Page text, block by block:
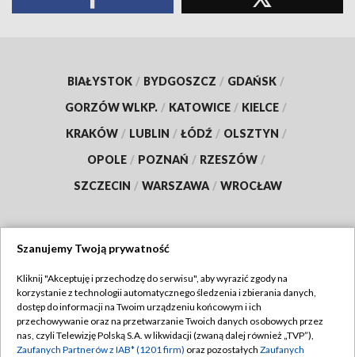
BIAŁYSTOK / BYDGOSZCZ / GDAŃSK /
GORZÓW WLKP. / KATOWICE / KIELCE /
KRAKÓW / LUBLIN / ŁÓDŹ / OLSZTYN /
OPOLE / POZNAŃ / RZESZÓW /
SZCZECIN / WARSZAWA / WROCŁAW
TVP
Abonament TVP
Emisja w TVP
Regulamin TVP
Polityka prywatności
Szanujemy Twoją prywatność
Kliknij "Akceptuję i przechodzę do serwisu", aby wyrazić zgody na
korzystanie z technologii automatycznego śledzenia i zbierania danych,
dostęp do informacji na Twoim urządzeniu końcowym i ich
przechowywanie oraz na przetwarzanie Twoich danych osobowych przez
nas, czyli Telewizję Polską S.A. w likwidacji (zwaną dalej również „TVP”),
Zaufanych Partnerów z IAB* (1201 firm) oraz pozostałych Zaufanych